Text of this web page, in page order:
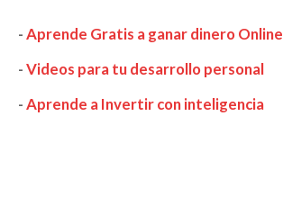
-Aprende Gratis a ganar dinero Online
-Videos para tu desarrollo personal
-Aprende a Invertir con inteligencia